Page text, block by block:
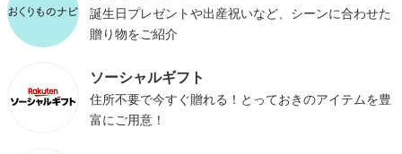
誕生日プレゼントや出産祝いなど、シーンに合わせた
贈り物をご紹介
ソーシャルギフト
住所不要で今すぐ贈れる！とっておきのアイテムを豊
富にご用意！